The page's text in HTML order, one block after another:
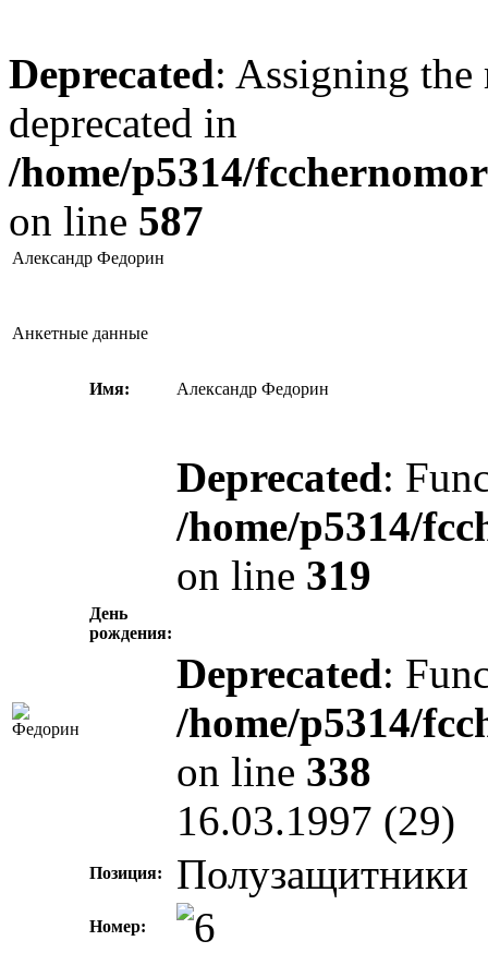
Deprecated: Assigning the
deprecated in
/home/p5314/
on line 587
Александр Федорин
Анкетные данные
Имя: Александр Федорин
День
рождения:
Deprecated:
/home/p5314/
on line 319
Deprecated:
/home/p5314/
on line 338
16.03.1997 (29)
Позиция: Полузащитники
Номер: